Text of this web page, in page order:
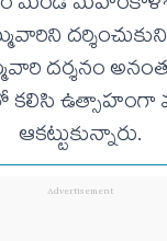
దర్శించుకుని
దర్శనం
కలిసి ఉత్సాహంగా
ఆకట్టుకున్నారు.